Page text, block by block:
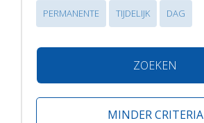
PERMANENTE TIJDELIJK DAG
ZOEKEN
MINDER CRITERIA